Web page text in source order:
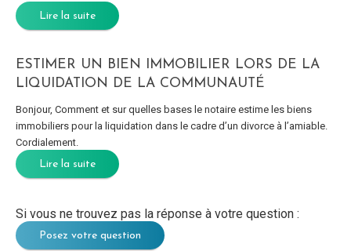
Lire la suite
ESTIMER UN BIEN IMMOBILIER LORS DE LA
LIQUIDATION DE LA COMMUNAUTÉ
Bonjour, Comment et sur quelles bases le notaire estime les biens
immobiliers pour la liquidation dans le cadre d’un divorce à l’amiable.
Cordialement.
Lire la suite
Si vous ne trouvez pas la réponse à votre question :
Posez votre question